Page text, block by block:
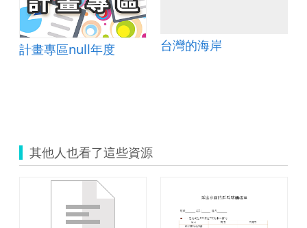
計畫專區null年度 台灣的海岸
其他人也看了這些資源